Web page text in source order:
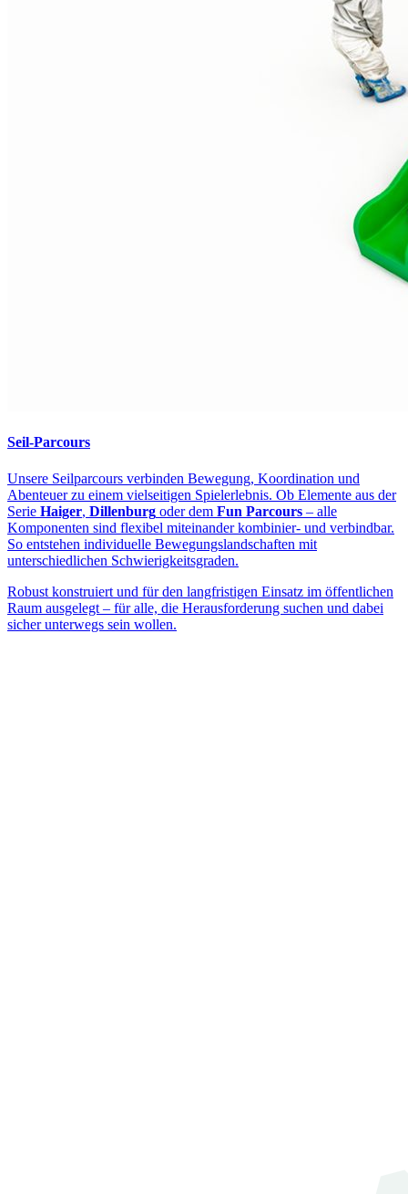
Seil-Parcours
Unsere Seilparcours verbinden Bewegung, Koordination und
Abenteuer zu einem vielseitigen Spielerlebnis. Ob Elemente aus der
Serie Haiger, Dillenburg oder dem Fun Parcours – alle
Komponenten sind flexibel miteinander kombinier- und verbindbar.
So entstehen individuelle Bewegungslandschaften mit
unterschiedlichen Schwierigkeitsgraden.
Robust konstruiert und für den langfristigen Einsatz im öffentlichen
Raum ausgelegt – für alle, die Herausforderung suchen und dabei
sicher unterwegs sein wollen.